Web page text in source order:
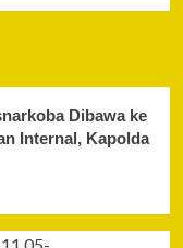
Dibawa ke
Internal, Kapolda